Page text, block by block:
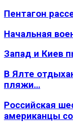
Пентагон
Начальная
Запад и Киев
В Ялте
пляжи…
Российская
американцы